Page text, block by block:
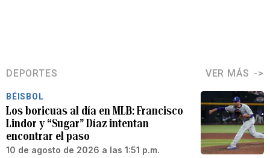
DEPORTES VER MÁS
BÉISBOL
Los boricuas al día en MLB: Francisco
Lindor y “Sugar” Díaz intentan
encontrar el paso
10 de agosto de 2026 a las 1:51 p.m.